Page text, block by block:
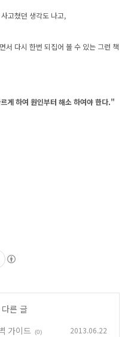
고쳤던 생각도 나고,
서 다시 한번 되집어 볼 수 있는 그런 책
게 하여 원인부터 해소 하여야 한다."
른 글
가이드
(0) 2013.06.22